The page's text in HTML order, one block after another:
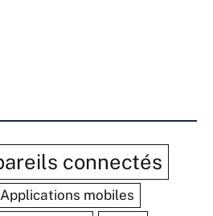
connectés
Applications mobiles